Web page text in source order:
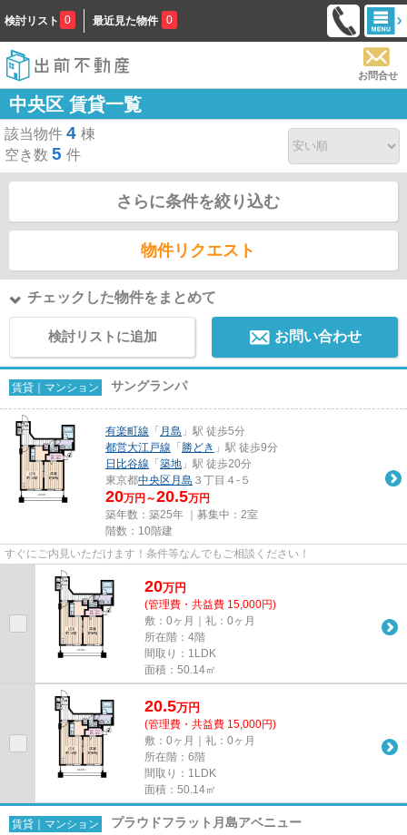
検討リスト 0 最近見た物件 0
お問合せ
中央区 賃貸一覧
該当物件 4 棟
空き数 5 件
さらに条件を絞り込む
物件リクエスト
チェックした物件をまとめて
検討リストに追加 お問い合わせ
賃貸｜マンション サングランパ
有楽町線 「 月島 」駅 徒歩5分
都営大江戸線 「 勝どき 」駅 徒歩9分
日比谷線 「 築地 」駅 徒歩20分
東京都中央区 月島 ３丁目４-５
20万円～20.5万円
築年数：築25年 ｜募集中： 2室
階数：10階建
すぐにご内見いただけます！条件等なんでもご相談ください！
20万円
(管理費・共益費 15,000円)
敷：0ヶ月｜礼：0ヶ月
所在階：4階
間取り：1LDK
面積：50.14㎡
20.5万円
(管理費・共益費 15,000円)
敷：0ヶ月｜礼：0ヶ月
所在階：6階
間取り：1LDK
面積：50.14㎡
賃貸｜マンション プラウドフラット月島アベニュー